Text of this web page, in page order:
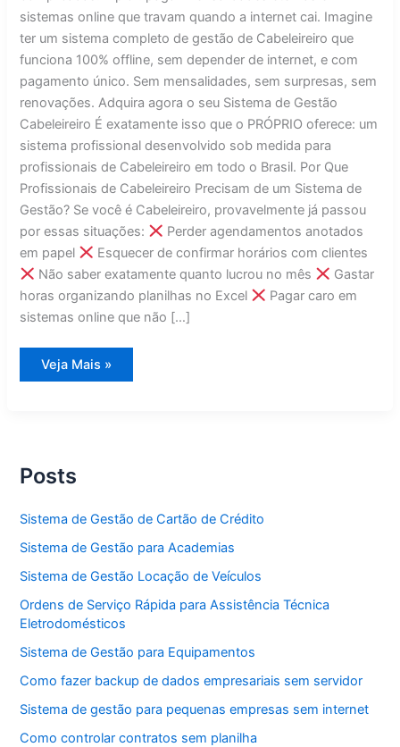
sistemas online que travam quando a internet cai. Imagine
ter um sistema completo de gestão de Cabeleireiro que
funciona 100% offline, sem depender de internet, e com
pagamento único. Sem mensalidades, sem surpresas, sem
renovações. Adquira agora o seu Sistema de Gestão
Cabeleireiro É exatamente isso que o PRÓPRIO oferece: um
sistema profissional desenvolvido sob medida para
profissionais de Cabeleireiro em todo o Brasil. Por Que
Profissionais de Cabeleireiro Precisam de um Sistema de
Gestão? Se você é Cabeleireiro, provavelmente já passou
por essas situações:
Perder agendamentos anotados
em papel
Esquecer de confirmar horários com clientes
Não saber exatamente quanto lucrou no mês
Gastar
horas organizando planilhas no Excel
Pagar caro em
sistemas online que não […]
Sistema
de
Veja Mais »
Posts
Sistema de Gestão de Cartão de Crédito
Sistema de Gestão para Academias
Sistema de Gestão Locação de Veículos
Ordens de Serviço Rápida para Assistência Técnica
Eletrodomésticos
Sistema de Gestão para Equipamentos
Como fazer backup de dados empresariais sem servidor
Sistema de gestão para pequenas empresas sem internet
Como controlar contratos sem planilha